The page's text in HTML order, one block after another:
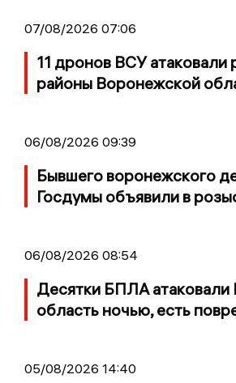
07/08/2026 07:06
11 дронов ВСУ атаковали
районы Воронежской
06/08/2026 09:39
Бывшего воронежского
Госдумы объявили в
06/08/2026 08:54
Десятки БПЛА
область ночью, есть
05/08/2026 14:40